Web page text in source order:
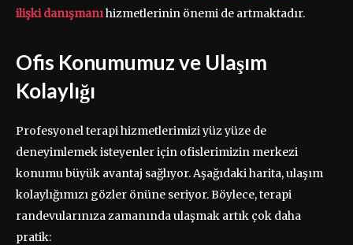
ilişki danışmanıhizmetlerinin önemi de artmaktadır.
Ofis Konumumuz ve Ulaşım
Kolaylığı
Profesyonel terapi hizmetlerimizi yüz yüze de
deneyimlemek isteyenler için ofislerimizin merkezi
konumu büyük avantaj sağlıyor. Aşağıdaki harita, ulaşım
kolaylığımızı gözler önüne seriyor. Böylece, terapi
randevularınıza zamanında ulaşmak artık çok daha
pratik: